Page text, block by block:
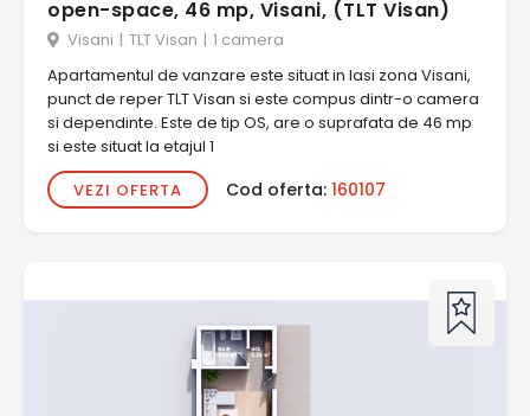
open-space, 46 mp, Visani, (TLT Visan)
Visani | TLT Visan | 1 camera
Apartamentul de vanzare este situat in Iasi zona Visani,
punct de reper TLT Visan si este compus dintr-o camera
si dependinte. Este de tip OS, are o suprafata de 46 mp
si este situat la etajul 1
VEZI OFERTA
Cod oferta: 160107